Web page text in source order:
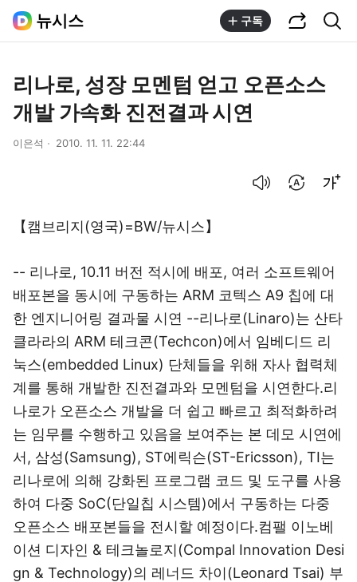
뉴시스 구독
리나로, 성장 모멘텀 얻고 오픈소스
개발 가속화 진전결과 시연
이은석 2010. 11. 11. 22:44
【캠브리지(영국)=BW/뉴시스】
-- 리나로, 10.11 버전 적시에 배포, 여러 소프트웨어
배포본을 동시에 구동하는 ARM 코텍스 A9 칩에 대
한 엔지니어링 결과물 시연 --리나로(Linaro)는 산타
클라라의 ARM 테크콘(Techcon)에서 임베디드 리
눅스(embedded Linux) 단체들을 위해 자사 협력체
계를 통해 개발한 진전결과와 모멘텀을 시연한다.리
나로가 오픈소스 개발을 더 쉽고 빠르고 최적화하려
는 임무를 수행하고 있음을 보여주는 본 데모 시연에
서, 삼성(Samsung), ST에릭슨(ST-Ericsson), TI는
리나로에 의해 강화된 프로그램 코드 및 도구를 사용
하여 다중 SoC(단일칩 시스템)에서 구동하는 다중
오픈소스 배포본들을 전시할 예정이다.컴팰 이노베
이션 디자인 & 테크놀로지(Compal Innovation Desi
gn & Technology)의 레너드 차이(Leonard Tsai) 부